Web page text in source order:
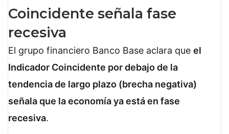
Coincidente señala fase
recesiva
El grupo financiero Banco Base aclara que el
Indicador Coincidente por debajo de la
tendencia de largo plazo (brecha negativa)
señala que la economía ya está en fase
recesiva.